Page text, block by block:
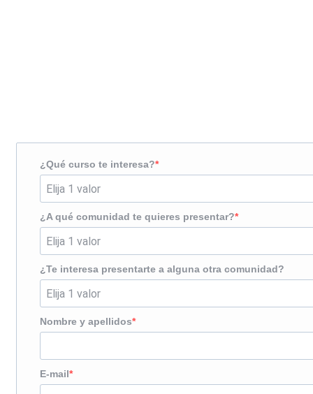
¿Qué curso te interesa?
¿A qué comunidad te quieres presentar?
¿Te interesa presentarte a alguna otra comunidad?
Nombre y apellidos
E-mail